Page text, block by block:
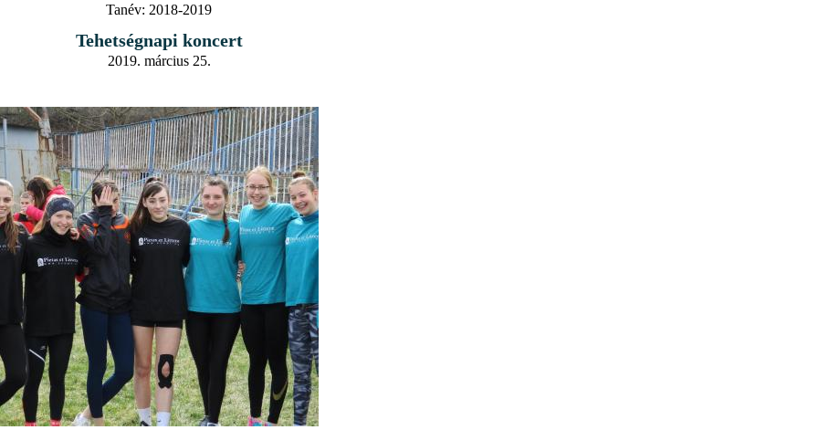
Tanév: 2018-2019
Tehetségnapi koncert
2019. március 25.